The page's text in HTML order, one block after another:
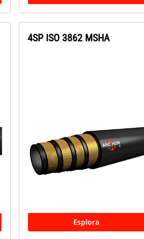
4SP ISO 3862 MSHA
Esplora